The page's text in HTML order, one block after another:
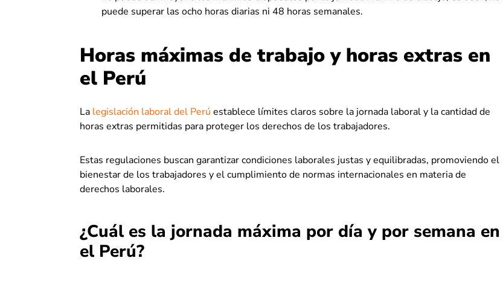
puede superar las ocho horas diarias ni 48 horas semanales.
Horas máximas de trabajo y horas extras en
el Perú
La legislación laboral del Perú establece límites claros sobre la jornada laboral y la cantidad de
horas extras permitidas para proteger los derechos de los trabajadores.
Estas regulaciones buscan garantizar condiciones laborales justas y equilibradas, promoviendo el
bienestar de los trabajadores y el cumplimiento de normas internacionales en materia de
derechos laborales.
¿Cuál es la jornada máxima por día y por semana en
el Perú?